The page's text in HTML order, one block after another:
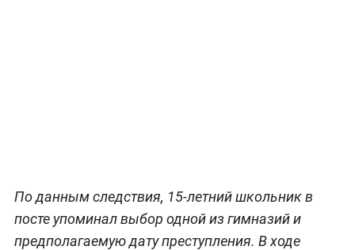
По данным следствия, 15-летний школьник в
посте упоминал выбор одной из гимназий и
предполагаемую дату преступления. В ходе